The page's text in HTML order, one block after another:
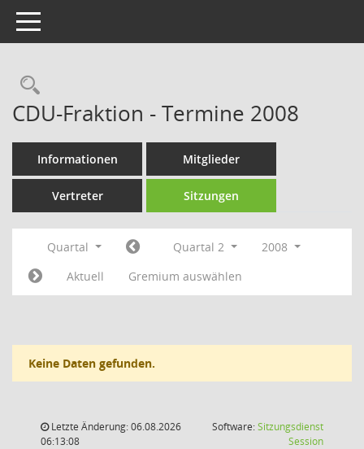
Toggle navigation
Rechercheauswahl
CDU-Fraktion - Termine 2008
Informationen Mitglieder
Vertreter Sitzungen
Quartal Quartal 2
2008
Aktuell
Gremium auswählen
Keine Daten gefunden.
Letzte Änderung: 06.08.2026
06:13:08
Software:Sitzungsdienst
Session(Wird in